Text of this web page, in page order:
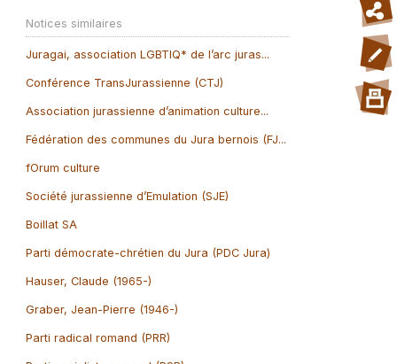
Notices similaires
Juragai, association LGBTIQ* de l’arc juras...
Conférence TransJurassienne (CTJ)
Association jurassienne d’animation culture...
Fédération des communes du Jura bernois (FJ...
fOrum culture
Société jurassienne d’Emulation (SJE)
Boillat SA
Parti démocrate-chrétien du Jura (PDC Jura)
Hauser, Claude (1965-)
Graber, Jean-Pierre (1946-)
Parti radical romand (PRR)